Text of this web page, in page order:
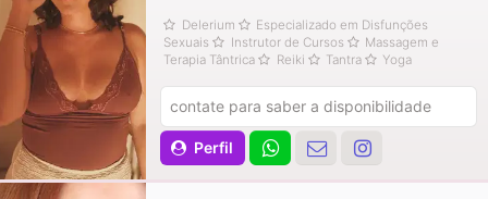
Delerium
Especializado em Disfunções
Sexuais
Instrutor de Cursos
Massagem e
Terapia Tântrica
Reiki Tantra Yoga
Perfil
contate para saber a disponibilidade